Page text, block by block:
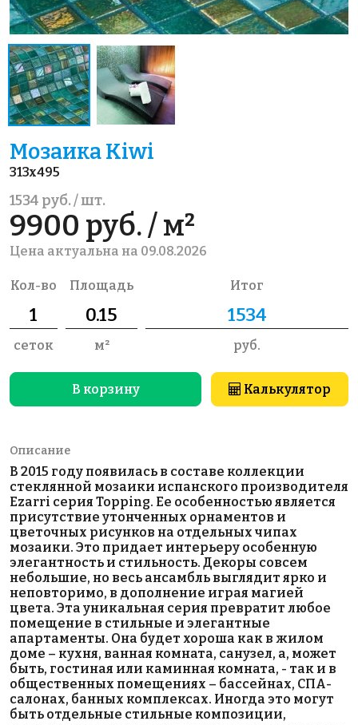
Мозаика Kiwi
313x495
1534 руб. / шт.
9900 руб. / м²
Цена актуальна на 09.08.2026
Кол-во
сеток
Площадь
м²
Итог
руб.
В корзину Калькулятор
Описание
В 2015 году появилась в составе коллекции
стеклянной мозаики испанского производителя
Ezarri серия Topping. Ее особенностью является
присутствие утонченных орнаментов и
цветочных рисунков на отдельных чипах
мозаики. Это придает интерьеру особенную
элегантность и стильность. Декоры совсем
небольшие, но весь ансамбль выглядит ярко и
неповторимо, в дополнение играя магией
цвета. Эта уникальная серия превратит любое
помещение в стильные и элегантные
апартаменты. Она будет хороша как в жилом
доме – кухня, ванная комната, санузел, а, может
быть, гостиная или каминная комната, - так и в
общественных помещениях – бассейнах, СПА-
салонах, банных комплексах. Иногда это могут
быть отдельные стильные композиции,